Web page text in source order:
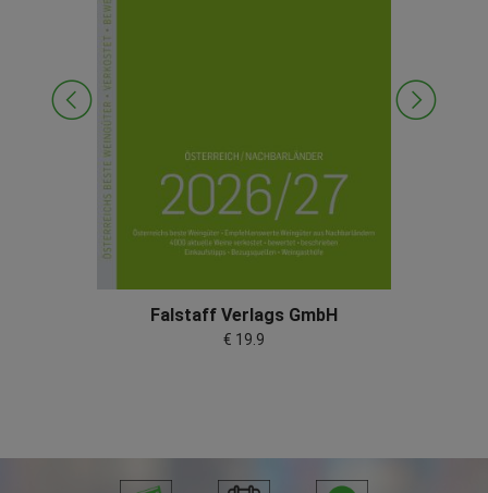
Falstaff Verlags GmbH
€ 19.9